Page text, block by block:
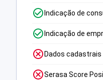
Indicação de
Indicação de
Dados
Serasa Score